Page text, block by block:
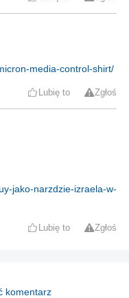
media-control-shirt/
Lubię to Zgłoś
jako-narzdzie-izraela-w-
Lubię to Zgłoś
komentarz